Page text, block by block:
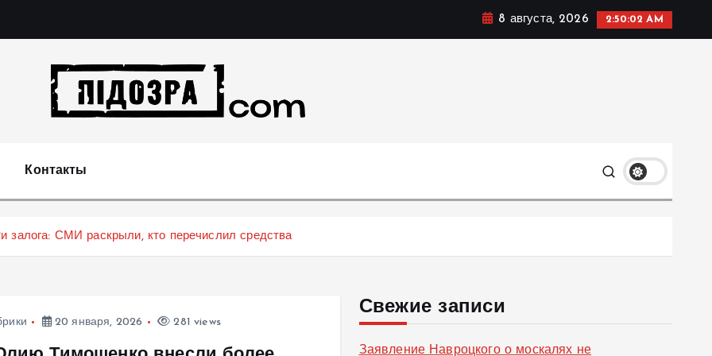
8 августа, 2026 2:50:03 AM
Контакты
СМИ раскрыли, кто перечислил средства
20 января, 2026 281 views
Свежие записи
Заявление Навроцкого о москалях не